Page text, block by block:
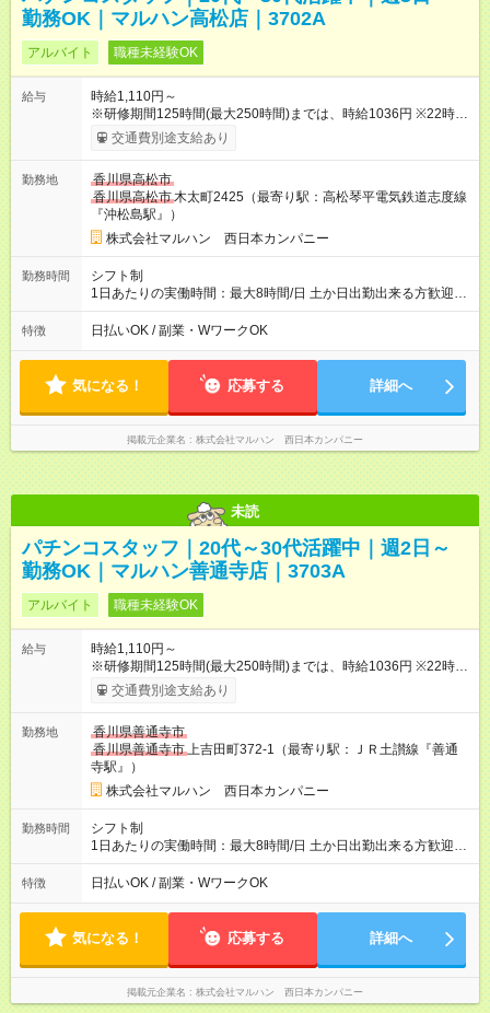
勤務OK｜マルハン高松店｜3702A
アルバイト 職種未経験OK
給与
時給1,110円～
※研修期間125時間(最大250時間)までは、時給1036円 ※22時以
降時給25％ＵＰ ※土日祝時給100円UP 【試用期間】試用期間な
交通費別途支給あり
勤務地
香川県高松市
香川県高松市木太町2425（最寄り駅：高松琴平電気鉄道志度線
『沖松島駅』）
株式会社マルハン 西日本カンパニー
勤務時間
シフト制
1日あたりの実働時間：最大8時間/日 土か日出勤出来る方歓迎★
募集時間帯：8:00-17:00/15:45-24:00 週3日、1日4時間0分から
勤務OK！ 詳しくは下記お問い合わせ電話番号へご連絡くださ
特徴 日払いOK / 副業・WワークOK
気になる！ 応募する 詳細へ
掲載元企業名 株式会社マルハン 西日本カンパニー
未読
パチンコスタッフ｜20代～30代活躍中｜週2日～
勤務OK｜マルハン善通寺店｜3703A
アルバイト 職種未経験OK
給与
時給1,110円～
※研修期間125時間(最大250時間)までは、時給1036円 ※22時以
降時給25％ＵＰ 【試用期間】試用期間なし
交通費別途支給あり
勤務地
香川県善通寺市
香川県善通寺市上吉田町372-1（最寄り駅：ＪＲ土讃線『善通
寺駅』）
株式会社マルハン 西日本カンパニー
勤務時間
シフト制
1日あたりの実働時間：最大8時間/日 土か日出勤出来る方歓迎★
募集時間帯：8:00-17:00/15:30-24:30 週2日、1日4時間0分から
勤務OK！ 詳しくは下記お問い合わせ電話番号へご連絡くださ
特徴 日払いOK / 副業・WワークOK
気になる！ 応募する 詳細へ
掲載元企業名 株式会社マルハン 西日本カンパニー